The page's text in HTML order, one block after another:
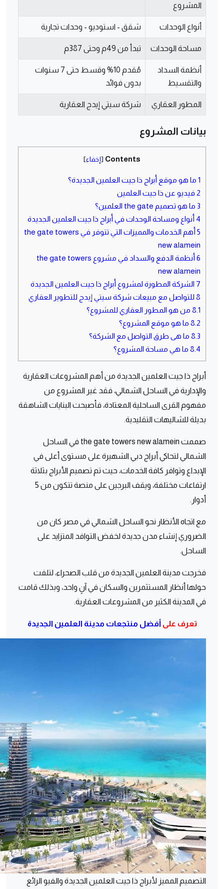
المشروع
أنواع الوحدات شقق - استوديو - وحدات تجارية
مساحة الوحدات تبدأ من 49م وحتى 387م
أنظمة السداد
والتقسيط
مُقدم 10% وقسط حتى 7 سنوات
بدون فوائد
المطور العقاري شركة سيتي إيدج العقارية
بيانات المشروع
Contents
[ إخفاء]
1 ما هو موقع أبراج ذا جيت العلمين الجديدة؟
2 فيديو عن ذا جيت العلمين
3 ما هو تصميم the gate العلمين؟
4 أنواع ومساحة الوحدات في أبراج ذا جيت العلمين الجديدة
5
أهم الخدمات والمميزات التي تتوفر في the gate towers
new alamein
6
أنظمة الدفع والسداد في مشروع the gate towers
new alamein
7 الشركة المطورة لمشروع أبراج ذا جيت العلمين الجديدة
8 للتواصل مع مبيعات شركة سيتي إيدج للتطوير العقاري
8.1 من هو المطور العقاري للمشروع؟
8.2 ما هو موقع المشروع؟
8.3 ما هى طرق التواصل مع الشركة؟
8.4 ما هي مساحة المشروع؟
أبراج ذا جيت العلمين الجديدة من أهم المشروعات العقارية
والإدارية في الساحل الشمالي، فقد غير المشروع من
مفهوم القرى الساحلية المعتادة، فأصبحت البنايات الشاهقة
بديلة للشاليهات التقليدية.
صممت the gate towers new alamein في الساحل
الشمالي لتحاكي أبراج دبي الشهيرة على مستوى أعلى في
الإبداع وتوافر كافة الخدمات، حيث تم تصميم الأبراج بثلاثة
ارتفاعات مختلفة، ويقف البرجين على منصة تتكون من 5
أدوار.
مع اتجاه الأنظار نحو الساحل الشمالي في مصر كان من
الضروري إنشاء مدن جديدة لخفض التوافد المتزايد على
الساحل.
فخرجت مدينة العلمين الجديدة من قلب الصحراء، لتلفت
حولها أنظار المستثمرين والسكان في آنٍ واحد، وبذلك قامت
في المدينة الكثير من المشروعات العقارية.
تعرف على أفضل منتجعات مدينة العلمين الجديدة
التصميم المميز لأبراج ذا جيت العلمين الجديدة والفيو الرائع